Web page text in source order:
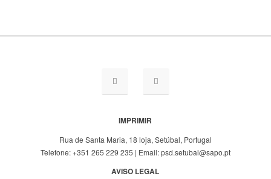
IMPRIMIR
Rua de Santa Maria, 18 loja, Setúbal, Portugal
Telefone: +351 265 229 235 | Email: psd.setubal@sapo.pt
AVISO LEGAL